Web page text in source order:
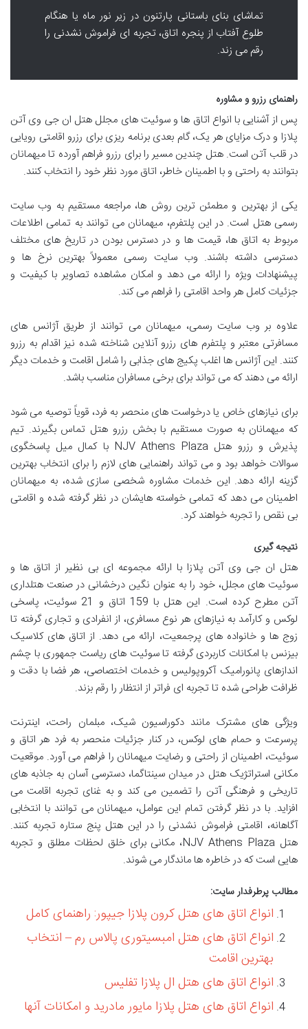
تماشای بنای باستانی پارتنون در زیر نور ماه یا هنگام
طلوع آفتاب از پنجره اتاق، تجربه ای فراموش نشدنی را
رقم می زند.
راهنمای رزرو و مشاوره
پس از آشنایی با انواع اتاق ها و سوئیت های مجلل هتل ان جی وی آتن
پلازا و درک مزایای هر یک، گام بعدی برنامه ریزی برای رزرو اقامتی رویایی
در قلب آتن است. هتل چندین مسیر را برای رزرو فراهم آورده تا میهمانان
بتوانند به راحتی و با اطمینان خاطر، اتاق مورد نظر خود را انتخاب کنند.
یکی از بهترین و مطمئن ترین روش ها، مراجعه مستقیم به وب سایت
رسمی هتل است. در این پلتفرم، میهمانان می توانند به تمامی اطلاعات
مربوط به اتاق ها، قیمت ها و در دسترس بودن در تاریخ های مختلف
دسترسی داشته باشند. وب سایت رسمی معمولاً بهترین نرخ ها و
پیشنهادات ویژه را ارائه می دهد و امکان مشاهده تصاویر با کیفیت و
جزئیات کامل هر واحد اقامتی را فراهم می کند.
علاوه بر وب سایت رسمی، میهمانان می توانند از طریق آژانس های
مسافرتی معتبر و پلتفرم های رزرو آنلاین شناخته شده نیز اقدام به رزرو
کنند. این آژانس ها اغلب پکیج های جذابی را شامل اقامت و خدمات دیگر
ارائه می دهند که می تواند برای برخی مسافران مناسب باشد.
برای نیازهای خاص یا درخواست های منحصر به فرد، قویاً توصیه می شود
که میهمانان به صورت مستقیم با بخش رزرو هتل تماس بگیرند. تیم
پذیرش و رزرو هتل NJV Athens Plaza با کمال میل پاسخگوی
سوالات خواهد بود و می تواند راهنمایی های لازم را برای انتخاب بهترین
گزینه ارائه دهد. این خدمات مشاوره شخصی سازی شده، به میهمانان
اطمینان می دهد که تمامی خواسته هایشان در نظر گرفته شده و اقامتی
بی نقص را تجربه خواهند کرد.
نتیجه گیری
هتل ان جی وی آتن پلازا با ارائه مجموعه ای بی نظیر از اتاق ها و
سوئیت های مجلل، خود را به عنوان نگین درخشانی در صنعت هتلداری
آتن مطرح کرده است. این هتل با 159 اتاق و 21 سوئیت، پاسخی
لوکس و کارآمد به نیازهای هر نوع مسافری، از انفرادی و تجاری گرفته تا
زوج ها و خانواده های پرجمعیت، ارائه می دهد. از اتاق های کلاسیک
بیزنس با امکانات کاربردی گرفته تا سوئیت های ریاست جمهوری با چشم
اندازهای پانورامیک آکروپولیس و خدمات اختصاصی، هر فضا با دقت و
ظرافت طراحی شده تا تجربه ای فراتر از انتظار را رقم بزند.
ویژگی های مشترک مانند دکوراسیون شیک، مبلمان راحت، اینترنت
پرسرعت و حمام های لوکس، در کنار جزئیات منحصر به فرد هر اتاق و
سوئیت، اطمینان از راحتی و رضایت میهمانان را فراهم می آورد. موقعیت
مکانی استراتژیک هتل در میدان سینتاگما، دسترسی آسان به جاذبه های
تاریخی و فرهنگی آتن را تضمین می کند و به غنای تجربه اقامت می
افزاید. با در نظر گرفتن تمام این عوامل، میهمانان می توانند با انتخابی
آگاهانه، اقامتی فراموش نشدنی را در این هتل پنج ستاره تجربه کنند.
هتل NJV Athens Plaza، مکانی برای خلق لحظات مطلق و تجربه
هایی است که در خاطره ها ماندگار می شوند.
مطالب پرطرفدار سایت:
انواع اتاق های هتل کرون پلازا جیپور: راهنمای کامل
انواع اتاق های هتل امبسیتوری پالاس رم – انتخاب
بهترین اقامت
انواع اتاق های هتل ال پلازا تفلیس
انواع اتاق های هتل پلازا مایور مادرید و امکانات آنها